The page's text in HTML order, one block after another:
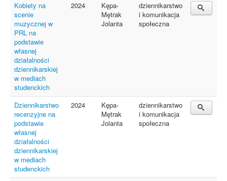
Kobiety na
scenie
muzycznej w
PRL na
podstawie
własnej
działalności
dziennikarskiej
w mediach
studenckich
2024
Kępa-
Mętrak
Jolanta
dziennikarstwo
i komunikacja
społeczna
Dziennikarstwo
recenzyjne na
podstawie
własnej
działalności
dziennikarskiej
w mediach
studenckich
2024
Kępa-
Mętrak
Jolanta
dziennikarstwo
i komunikacja
społeczna